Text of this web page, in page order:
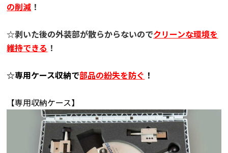
の削減 ！
☆剥いた後の外装部が散らからないのでクリーンな環境を
維持できる ！
☆専用ケース収納で部品の紛失を防ぐ ！
【専用収納ケース】